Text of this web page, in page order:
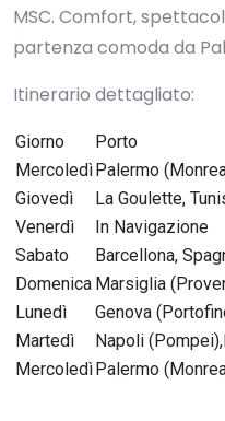
MSC. Comfort,
partenza comoda da
Itinerario dettagliato:
Giorno Porto
MercoledìPalermo
Giovedì
La Goulette,
Venerdì
In Navigazione
Sabato
Barcellona,
Domenica Marsiglia
Lunedì
Genova
Martedì
Napoli
MercoledìPalermo